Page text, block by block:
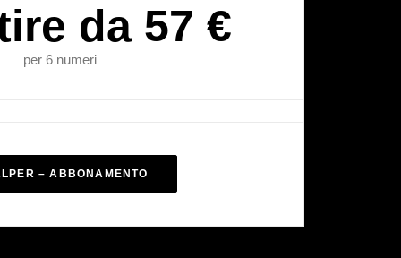
da 57 €
per 6 numeri
– ABBONAMENTO